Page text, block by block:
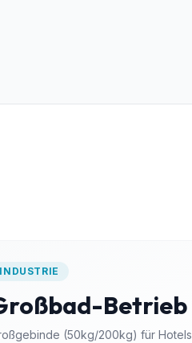
INDUSTRIE
Betrieb
(50kg/200kg) für Hotels,